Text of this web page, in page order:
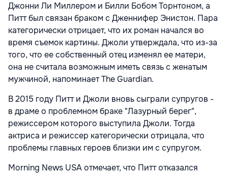
Джонни Ли Миллером и Билли Бобом Торнтоном, а
Питт был связан браком с Дженнифер Энистон. Пара
категорически отрицает, что их роман начался во
время съемок картины. Джоли утверждала, что из-за
того, что ее собственный отец изменял ее матери,
она не считала возможным иметь связь с женатым
мужчиной, напоминает The Guardian.
В 2015 году Питт и Джоли вновь сыграли супругов -
в драме о проблемном браке "Лазурный берег",
режиссером которого выступила Джоли. Тогда
актриса и режиссер категорически отрицала, что
проблемы главных героев близки им с супругом.
Morning News USA отмечает, что Питт отказался